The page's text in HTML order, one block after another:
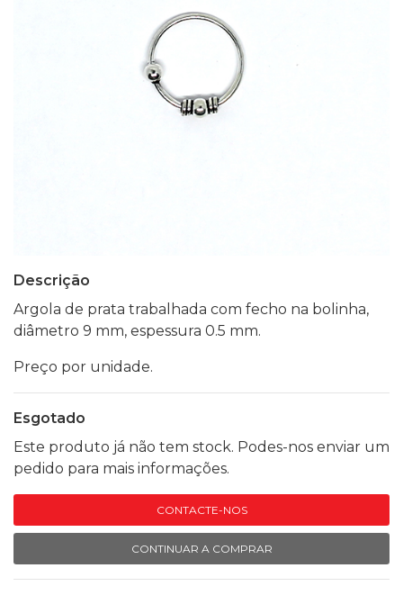
Descrição
Argola de prata trabalhada com fecho na bolinha,
diâmetro 9 mm, espessura 0.5 mm.
Preço por unidade.
Esgotado
Este produto já não tem stock. Podes-nos enviar um
pedido para mais informações.
CONTACTE-NOS
CONTINUAR A COMPRAR